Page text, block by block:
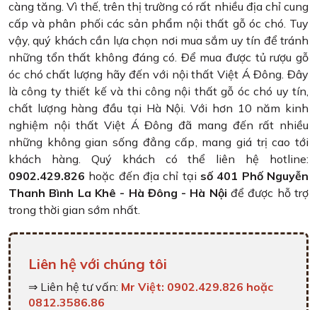
càng tăng. Vì thế, trên thị trường có rất nhiều địa chỉ cung
cấp và phân phối các sản phẩm nội thất gỗ óc chó. Tuy
vậy, quý khách cần lựa chọn nơi mua sắm uy tín để tránh
những tổn thất không đáng có. Để mua được tủ rượu gỗ
óc chó chất lượng hãy đến với nội thất Việt Á Đông. Đây
là công ty thiết kế và thi công nội thất gỗ óc chó uy tín,
chất lượng hàng đầu tại Hà Nội. Với hơn 10 năm kinh
nghiệm nội thất Việt Á Đông đã mang đến rất nhiều
những không gian sống đẳng cấp, mang giá trị cao tới
khách hàng. Quý khách có thể liên hệ hotline:
0902.429.826 hoặc đến địa chỉ tại số 401 Phố Nguyễn
Thanh Bình La Khê - Hà Đông - Hà Nội để được hỗ trợ
trong thời gian sớm nhất.
Liên hệ với chúng tôi
⇒ Liên hệ tư vấn: Mr Việt: 0902.429.826 hoặc
0812.3586.86